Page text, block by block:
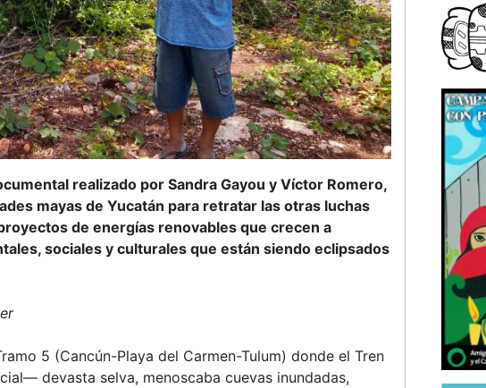
realizado por Sandra Gayou y Víctor Romero,
mayas de Yucatán para retratar las otras luchas
de energías renovables que crecen a
sociales y culturales que están siendo eclipsados
5 (Cancún-Playa del Carmen-Tulum) donde el Tren
devasta selva, menoscaba cuevas inundadas,